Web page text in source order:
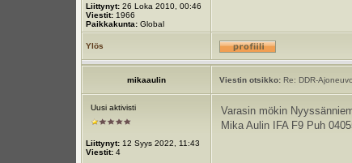
Liittynyt: 26 Loka 2010, 00:46
Viestit: 1966
Paikkakunta: Global
Ylös
mikaaulin Viestin otsikko: Re: DDR-
Uusi aktivisti
Liittynyt: 12 Syys 2022, 11:43
Viestit: 4
Varasin mökin
Mika Aulin IFA F9 Puh